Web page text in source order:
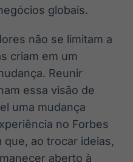
globais.
não se limitam a
criam em um
Reunir
essa visão de
uma mudança
no Forbes
ao trocar ideias,
aberto à